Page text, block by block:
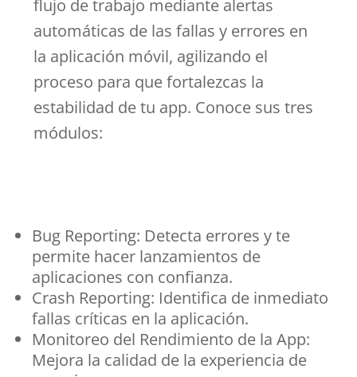
flujo de trabajo mediante alertas
automáticas de las fallas y errores en
la aplicación móvil, agilizando el
proceso para que fortalezcas la
estabilidad de tu app. Conoce sus tres
módulos:
Bug Reporting: Detecta errores y te
permite hacer lanzamientos de
aplicaciones con confianza.
Crash Reporting: Identifica de inmediato
fallas críticas en la aplicación.
Monitoreo del Rendimiento de la App:
Mejora la calidad de la experiencia de